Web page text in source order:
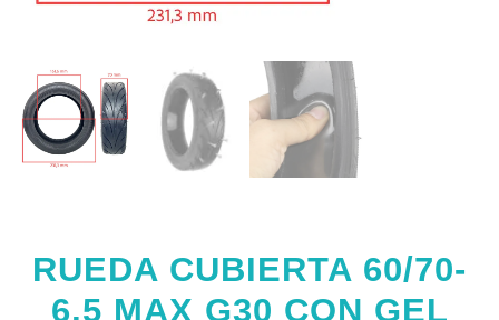
RUEDA CUBIERTA 60/70-
6,5 MAX G30 CON GEL